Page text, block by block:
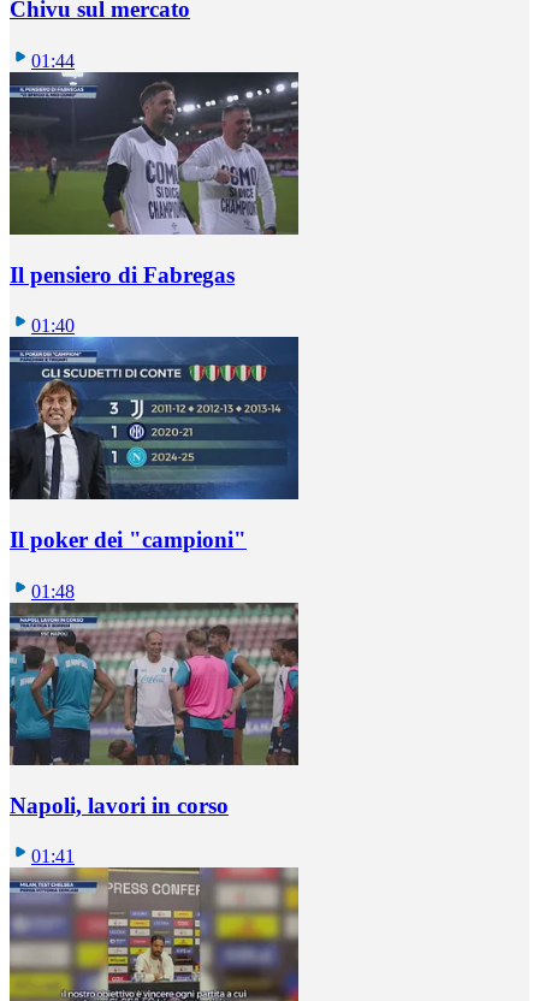
Chivu sul mercato
01:44
Il pensiero di Fabregas
01:40
Il poker dei "campioni"
01:48
Napoli, lavori in corso
01:41